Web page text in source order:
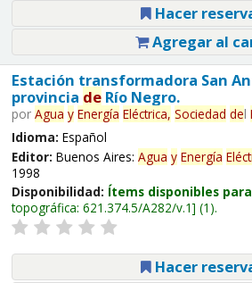
Hacer
Agregar al
Estación transformadora San
provincia deRío Negro.
por Agua y Energía Eléctrica, Sociedad del
Idioma: Español
Editor: Buenos Aires: Agua y Energía
1998
Disponibilidad: Ítems disponibles
topográfica: 621.374.5/A282/v.1 (1).
Hacer